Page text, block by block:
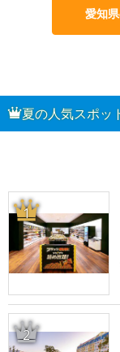
愛知
夏の人気スポッ
1
2